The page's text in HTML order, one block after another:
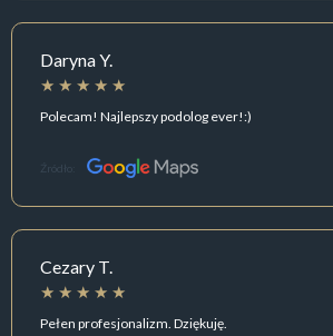
Daryna Y.
Polecam! Najlepszy podolog ever!:)
Źródło:
Cezary T.
Pełen profesjonalizm. Dziękuję.